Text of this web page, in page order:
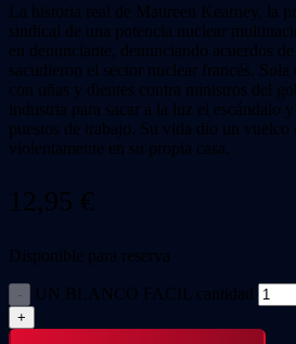
La historia real de Maureen Kearney, la
sindical de una potencia nuclear
en denunciante, denunciando acuerdos
sacudieron el sector nuclear francés.
con uñas y dientes contra ministros del
industria para sacar a la luz el escándalo
puestos de trabajo. Su vida dio un vuelco
violentamente en su propia casa.
12,95 €
Disponible para reserva
UN BLANCO FACIL cantidad